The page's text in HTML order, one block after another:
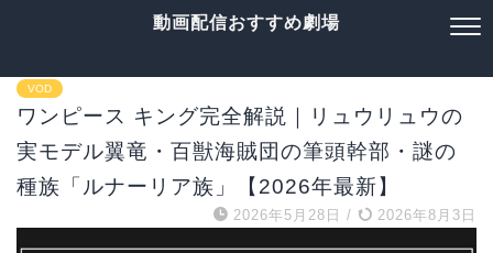
動画配信おすすめ劇場
VOD
ワンピース キング完全解説｜リュウリュウの
実モデル翼竜・百獣海賊団の筆頭幹部・謎の
種族「ルナーリア族」【2026年最新】
2026年5月28日 / 2026年8月3日